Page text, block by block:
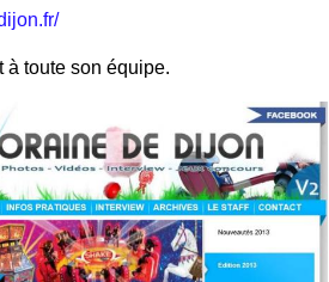
à toute son équipe.